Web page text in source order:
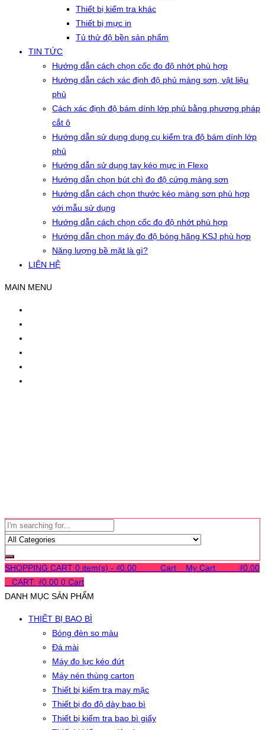
Thiết bị kiểm tra khác
Thiết bị mực in
Tủ thử độ bền sản phẩm
TIN TỨC
Hướng dẫn cách chọn cốc đo độ nhớt phù hợp
Hướng dẫn cách xác định độ phủ màng sơn, vật liệu
phủ
Cách xác định độ bám dính lớp phủ bằng phương pháp
cắt ô
Hướng dẫn sử dụng dụng cụ kiểm tra độ bám dính lớp
phủ
Hướng dẫn sử dụng tay kéo mực in Flexo
Hướng dẫn chọn bút chì đo độ cứng màng sơn
Hướng dẫn cách chọn thước kéo màng sơn phù hợp
với mẫu sử dụng
Hướng dẫn cách chọn cốc đo độ nhớt phù hợp
Hướng dẫn chọn máy đo độ bóng hãng KSJ phù hợp
Năng lượng bề mặt là gì?
LIÊN HỆ
MAIN MENU
SHOPPING CART 0 item(s) - ₫0.00 Cart My Cart ₫0.00
CART: ₫0.00 0 Cart
DANH MỤC SẢN PHẨM
THIẾT BỊ BAO BÌ
Bóng đèn so màu
Đá mài
Máy đo lực kéo đứt
Máy nén thùng carton
Thiết bị kiểm tra may mặc
Thiết bị đo độ dày bao bì
Thiết bị kiểm tra bao bì giấy